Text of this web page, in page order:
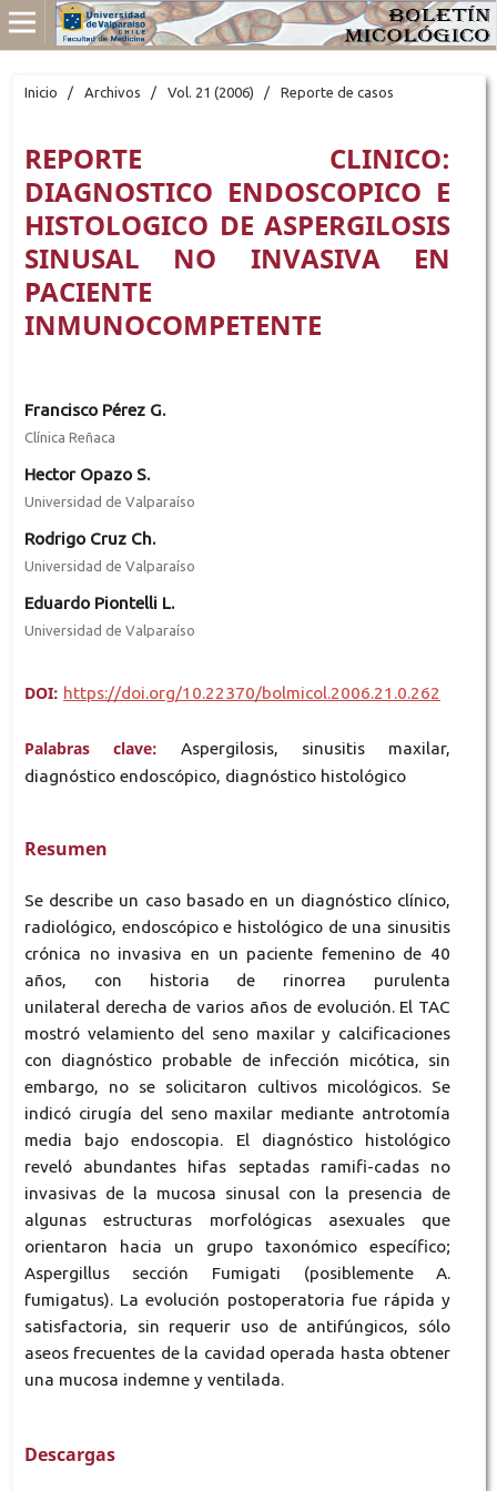
Inicio / Archivos / Vol. 21 (2006) / Reporte de casos
REPORTE CLINICO:
DIAGNOSTICO ENDOSCOPICO E
HISTOLOGICO DE ASPERGILOSIS
SINUSAL NO INVASIVA EN
PACIENTE
INMUNOCOMPETENTE
Francisco Pérez G.
Clínica Reñaca
Hector Opazo S.
Universidad de Valparaíso
Rodrigo Cruz Ch.
Universidad de Valparaíso
Eduardo Piontelli L.
Universidad de Valparaíso
DOI: https://doi.org/10.22370/bolmicol.2006.21.0.262
Palabras clave: Aspergilosis, sinusitis maxilar,
diagnóstico endoscópico, diagnóstico histológico
Resumen
Se describe un caso basado en un diagnóstico clínico,
radiológico, endoscópico e histológico de una sinusitis
crónica no invasiva en un paciente femenino de 40
años, con historia de rinorrea purulenta
unilateral derecha de varios años de evolución. El TAC
mostró velamiento del seno maxilar y calcificaciones
con diagnóstico probable de infección micótica, sin
embargo, no se solicitaron cultivos micológicos. Se
indicó cirugía del seno maxilar mediante antrotomía
media bajo endoscopia. El diagnóstico histológico
reveló abundantes hifas septadas ramifi-cadas no
invasivas de la mucosa sinusal con la presencia de
algunas estructuras morfológicas asexuales que
orientaron hacia un grupo taxonómico específico;
Aspergillus sección Fumigati (posiblemente A.
fumigatus). La evolución postoperatoria fue rápida y
satisfactoria, sin requerir uso de antifúngicos, sólo
aseos frecuentes de la cavidad operada hasta obtener
una mucosa indemne y ventilada.
Descargas